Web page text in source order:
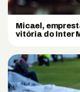
Micael,
vitória do Inter